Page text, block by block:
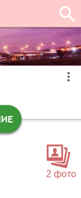
2 фото